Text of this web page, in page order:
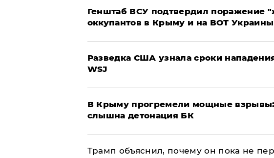
Генштаб ВСУ подтвердил поражение
оккупантов в Крыму и на ВОТ Украины
Разведка США узнала сроки
WSJ
В Крыму прогремели мощные
слышна детонация БК
Трамп объяснил, почему он пока не